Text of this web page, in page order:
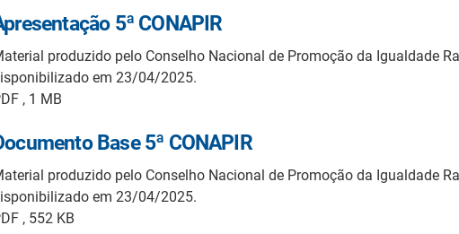
5ª CONAPIR
produzido pelo Conselho Nacional de Promoção da Igualdade
em 23/04/2025.
, 1 MB
Base 5ª CONAPIR
produzido pelo Conselho Nacional de Promoção da Igualdade
em 23/04/2025.
, 552 KB